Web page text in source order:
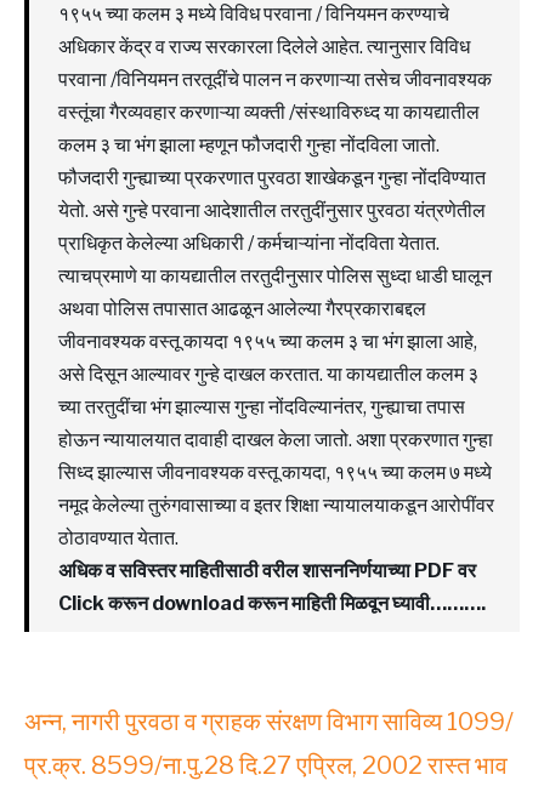
१९५५ च्या कलम ३ मध्ये विविध परवाना / विनियमन करण्याचे
अधिकार केंद्र व राज्य सरकारला दिलेले आहेत. त्यानुसार विविध
परवाना /विनियमन तरतूदींचे पालन न करणाऱ्या तसेच जीवनावश्यक
वस्तूंचा गैरव्यवहार करणाऱ्या व्यक्ती /संस्थाविरुध्द या कायद्यातील
कलम ३ चा भंग झाला म्हणून फौजदारी गुन्हा नोंदविला जातो.
फौजदारी गुन्ह्याच्या प्रकरणात पुरवठा शाखेकडून गुन्हा नोंदविण्यात
येतो. असे गुन्हे परवाना आदेशातील तरतुदींनुसार पुरवठा यंत्रणेतील
प्राधिकृत केलेल्या अधिकारी / कर्मचाऱ्यांना नोंदविता येतात.
त्याचप्रमाणे या कायद्यातील तरतुदीनुसार पोलिस सुध्दा धाडी घालून
अथवा पोलिस तपासात आढळून आलेल्या गैरप्रकाराबद्दल
जीवनावश्यक वस्तू कायदा १९५५ च्या कलम ३ चा भंग झाला आहे,
असे दिसून आल्यावर गुन्हे दाखल करतात. या कायद्यातील कलम ३
च्या तरतुदींचा भंग झाल्यास गुन्हा नोंदविल्यानंतर, गुन्ह्याचा तपास
होऊन न्यायालयात दावाही दाखल केला जातो. अशा प्रकरणात गुन्हा
सिध्द झाल्यास जीवनावश्यक वस्तू कायदा, १९५५ च्या कलम ७ मध्ये
नमूद केलेल्या तुरुंगवासाच्या व इतर शिक्षा न्यायालयाकडून आरोपींवर
ठोठावण्यात येतात.
अधिक व सविस्तर माहितीसाठी वरील शासननिर्णयाच्या PDF वर
Click करून download करून माहिती मिळवून घ्यावी……….
अन्न, नागरी पुरवठा व ग्राहक संरक्षण विभाग साविव्य 1099/
प्र.क्र. 8599/ना.पु.28 दि.27 एप्रिल, 2002 रास्त भाव